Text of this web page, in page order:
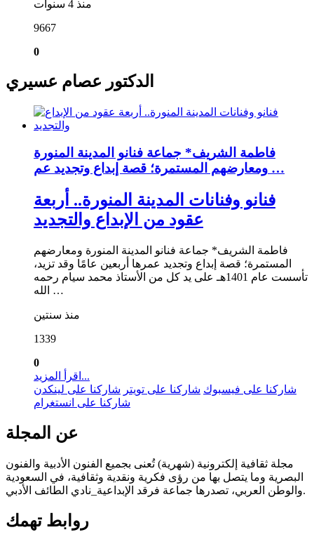
منذ 4 سنوات
9667
0
الدكتور عصام عسيري
فاطمة الشريف* جماعة فنانو المدينة المنورة
ومعارضهم المستمرة؛ قصة إبداع وتجديد عم …
فنانو وفنانات المدينة المنورة.. أربعة
عقود من الإبداع والتجديد
فاطمة الشريف* جماعة فنانو المدينة المنورة ومعارضهم
المستمرة؛ قصة إبداع وتجديد عمرها أربعين عامًا وقد تزيد،
تأسست عام 1401هـ على يد كل من الأستاذ محمد سيام رحمه
الله …
منذ سنتين
1339
0
اقرأ المزيد...
شاركنا على فيسبوك شاركنا على تويتر شاركنا على لينكدن
شاركنا على انستغرام
عن المجلة
مجلة ثقافية إلكترونية (شهرية) تُعنى بجميع الفنون الأدبية والفنون
البصرية وما يتصل بها من رؤى فكرية ونقدية وثقافية، في السعودية
والوطن العربي، تصدرها جماعة فرقد الإبداعية_نادي الطائف الأدبي.
روابط تهمك